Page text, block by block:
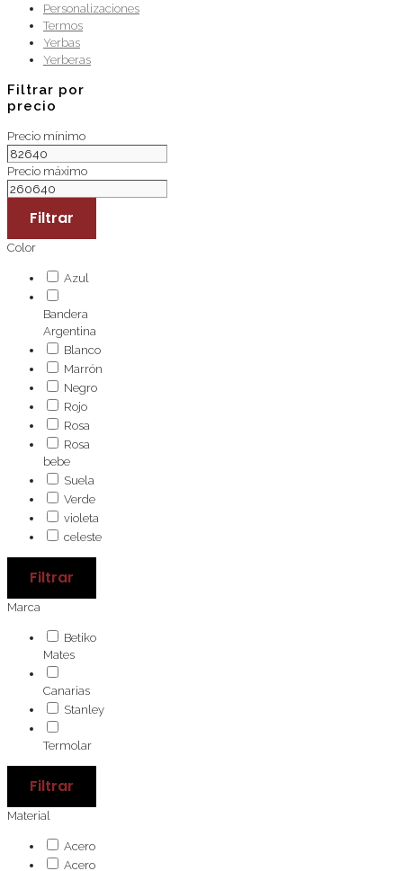
Personalizaciones
Termos
Yerbas
Yerberas
Filtrar por
precio
Precio mínimo
Precio máximo
Filtrar
Color
Azul
Bandera
Argentina
Blanco
Marrón
Negro
Rojo
Rosa
Rosa
bebe
Suela
Verde
violeta
celeste
Filtrar
Marca
Betiko
Mates
Canarias
Stanley
Termolar
Filtrar
Material
Acero
Acero